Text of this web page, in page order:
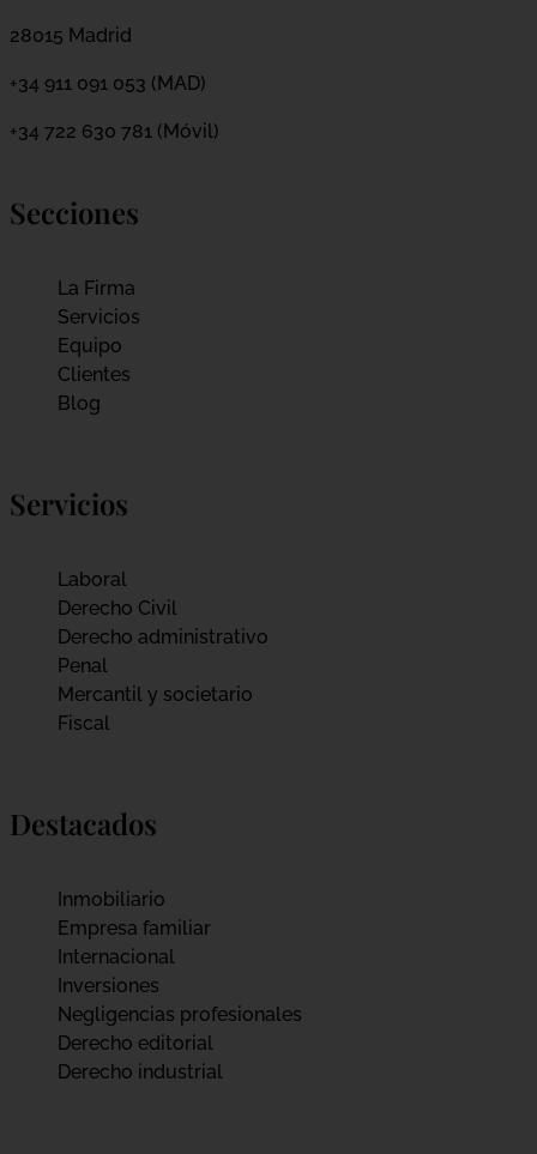
28015 Madrid
+34 911 091 053 (MAD)
+34 722 630 781 (Móvil)
Secciones
La Firma
Servicios
Equipo
Clientes
Blog
Servicios
Laboral
Derecho Civil
Derecho administrativo
Penal
Mercantil y societario
Fiscal
Destacados
Inmobiliario
Empresa familiar
Internacional
Inversiones
Negligencias profesionales
Derecho editorial
Derecho industrial